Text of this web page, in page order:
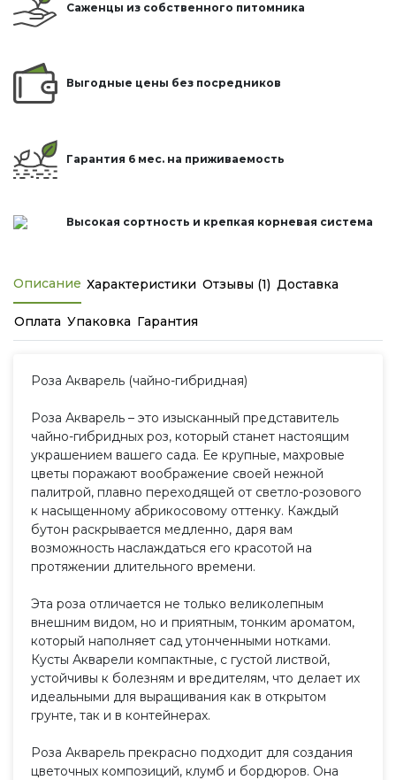
Саженцы из собственного питомника
Выгодные цены без посредников
Гарантия 6 мес. на приживаемость
Высокая сортность и крепкая корневая система
Описание Характеристики Отзывы (1) Доставка
Оплата Упаковка Гарантия
Роза Акварель (чайно-гибридная)
Роза Акварель – это изысканный представитель
чайно-гибридных роз, который станет настоящим
украшением вашего сада. Ее крупные, махровые
цветы поражают воображение своей нежной
палитрой, плавно переходящей от светло-розового
к насыщенному абрикосовому оттенку. Каждый
бутон раскрывается медленно, даря вам
возможность наслаждаться его красотой на
протяжении длительного времени.
Эта роза отличается не только великолепным
внешним видом, но и приятным, тонким ароматом,
который наполняет сад утонченными нотками.
Кусты Акварели компактные, с густой листвой,
устойчивы к болезням и вредителям, что делает их
идеальными для выращивания как в открытом
грунте, так и в контейнерах.
Роза Акварель прекрасно подходит для создания
цветочных композиций, клумб и бордюров. Она